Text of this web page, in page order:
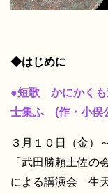
◆はじめに
●短歌 かにかくも
士集ふ (作・小俣
３月１０日（金）
「武田勝頼土佐の会
による講演会「生